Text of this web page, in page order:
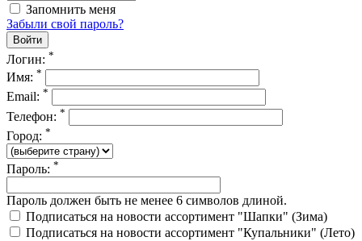
Запомнить меня
Забыли свой пароль?
Логин: *
Имя: *
Email: *
Телефон: *
Город: *
Пароль: *
Пароль должен быть не менее 6 символов длиной.
Подписаться на новости ассортимент "Шапки" (Зима)
Подписаться на новости ассортимент "Купальники" (Лето)